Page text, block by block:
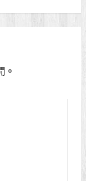
。